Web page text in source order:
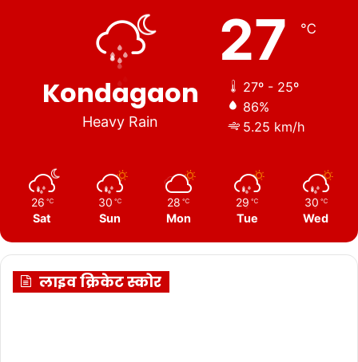
Kondagaon
Heavy Rain
27 ℃
27º - 25º
86%
5.25 km/h
26 ℃
Sat
30 ℃
Sun
28 ℃
Mon
29 ℃
Tue
30 ℃
Wed
लाइव क्रिकेट स्कोर